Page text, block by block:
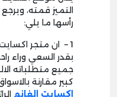
التميز قمته،
رأسها ما يلي:
1 – ان متجر
بقدر السعي وراء
جميع متطلباته
كبير مقارنة
اكسايت الغانم